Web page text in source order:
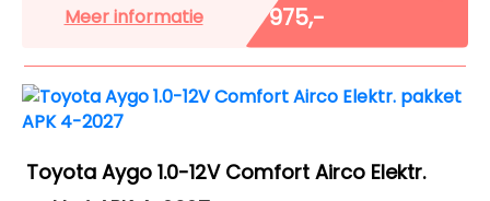
Meer informatie € 975,-
Toyota Aygo 1.0-12V Comfort Airco Elektr.